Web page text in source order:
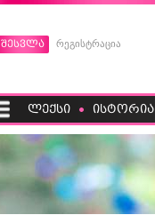
შესვლა რეგისტრაცია
ლექსი ისტორია